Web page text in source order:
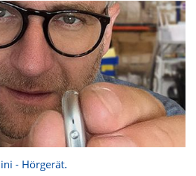
- Hörgerät.